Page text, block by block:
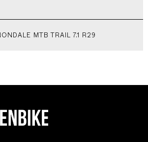
MTB TRAIL 7.1 R29